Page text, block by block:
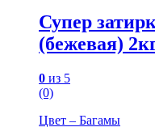
Супер
(бежевая)
0 из 5
(0)
Цвет – Багамы